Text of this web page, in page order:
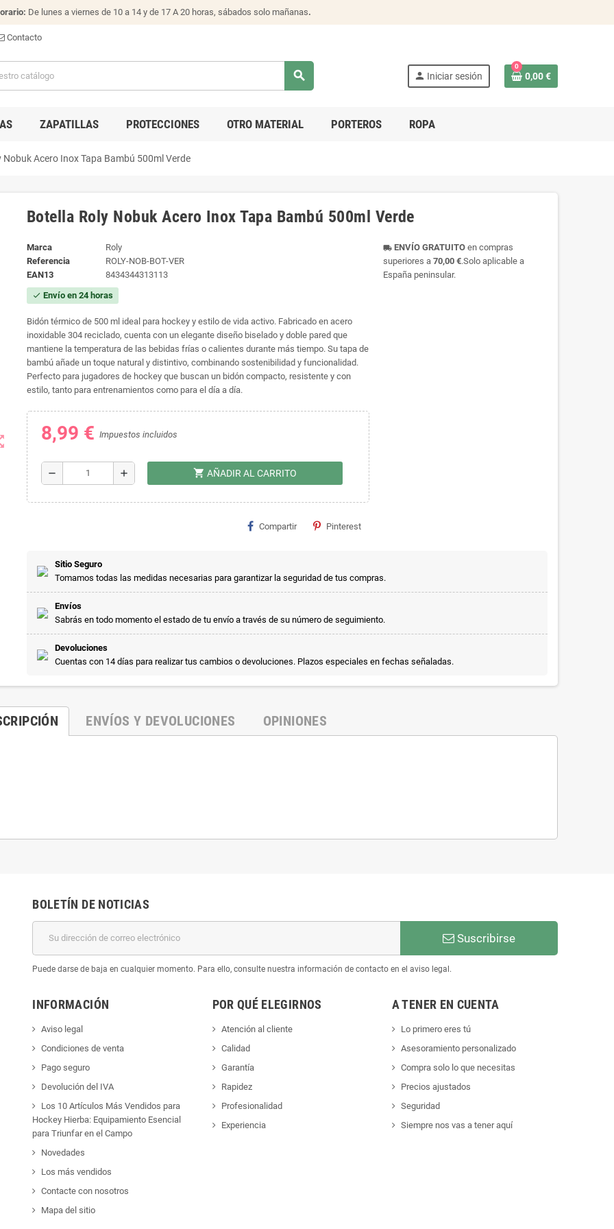
De lunes a viernes de 10 a 14 y de 17 A 20 horas, sábados solo mañanas.
Contacto
search person Iniciar sesión
0
0,00 €
ZAPATILLAS PROTECCIONES OTRO MATERIAL PORTEROS ROPA
Nobuk Acero Inox Tapa Bambú 500ml Verde
Botella Roly Nobuk Acero Inox Tapa Bambú 500ml Verde
Marca
Roly
Referencia
ROLY-NOB-BOT-VER
EAN13
8434344313113
check Envío en 24 horas
Bidón térmico de 500 ml ideal para hockey y estilo de vida activo. Fabricado en acero
inoxidable 304 reciclado, cuenta con un elegante diseño biselado y doble pared que
mantiene la temperatura de las bebidas frías o calientes durante más tiempo. Su tapa de
bambú añade un toque natural y distintivo, combinando sostenibilidad y funcionalidad.
Perfecto para jugadores de hockey que buscan un bidón compacto, resistente y con
estilo, tanto para entrenamientos como para el día a día.
8,99 € Impuestos incluidos
remove add shopping_cart AÑADIR AL CARRITO
Compartir Pinterest
local_shipping ENVÍO GRATUITOen compras
superiores a 70,00 €.Solo aplicable a
España peninsular.
Sitio Seguro
Tomamos todas las medidas necesarias para garantizar la seguridad de tus compras.
Envíos
Sabrás en todo momento el estado de tu envío a través de su número de seguimiento.
Devoluciones
Cuentas con 14 días para realizar tus cambios o devoluciones. Plazos especiales en fechas señaladas.
ENVÍOS Y DEVOLUCIONES OPINIONES
BOLETÍN DE NOTICIAS
Suscribirse
Puede darse de baja en cualquier momento. Para ello, consulte nuestra información de contacto en el aviso legal.
INFORMACIÓN
Aviso legal
Condiciones de venta
Pago seguro
Devolución del IVA
Los 10 Artículos Más Vendidos para
Hockey Hierba: Equipamiento Esencial
para Triunfar en el Campo
Novedades
Los más vendidos
Contacte con nosotros
Mapa del sitio
POR QUÉ ELEGIRNOS
Atención al cliente
Calidad
Garantía
Rapidez
Profesionalidad
Experiencia
A TENER EN CUENTA
Lo primero eres tú
Asesoramiento personalizado
Compra solo lo que necesitas
Precios ajustados
Seguridad
Siempre nos vas a tener aquí